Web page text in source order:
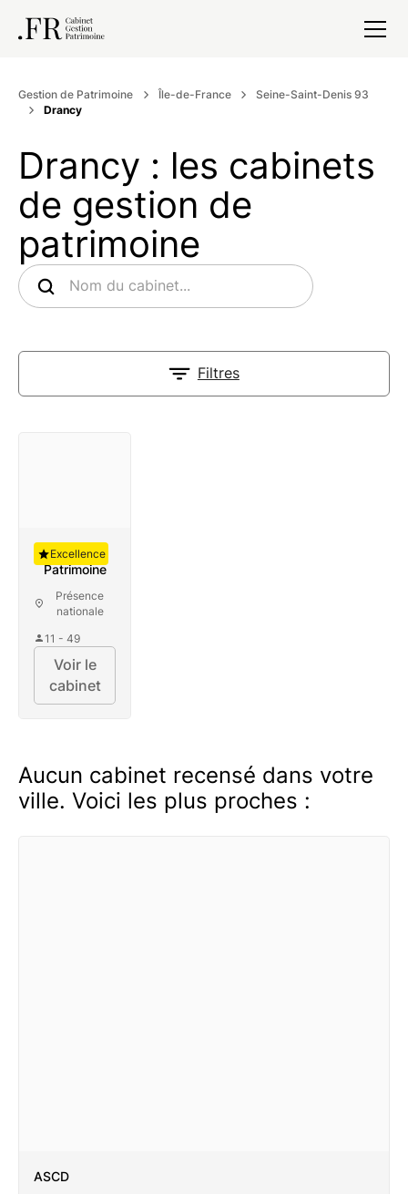
Gestion de Patrimoine Île-de-France
Seine-Saint-Denis 93
Drancy
Drancy : les cabinets
de gestion de
patrimoine
Filtres
Auguste
Patrimoine
Présence
nationale
11 - 49
Excellence
Voir le
cabinet
Aucun cabinet recensé dans votre
ville. Voici les plus proches :
ASCD